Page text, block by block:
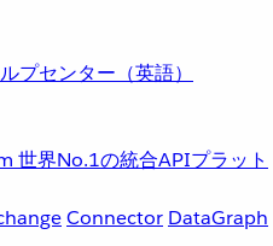
プセンター（英語）
世界No.1の統合APIプラット
Connector DataGraph